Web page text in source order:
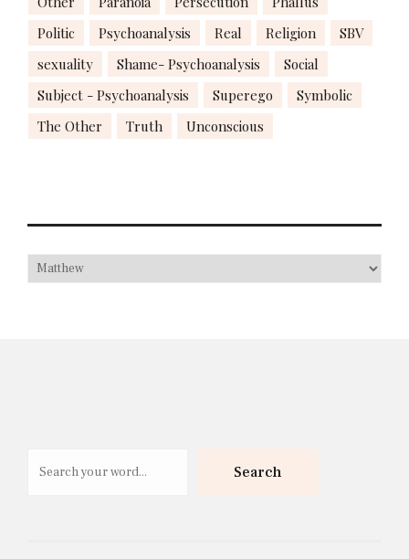
Politic
Psychoanalysis Real Religion
SBV
sexuality
Shame- Psychoanalysis
Social
Subject - Psychoanalysis
Superego
Symbolic
The Other
Truth Unconscious
Search